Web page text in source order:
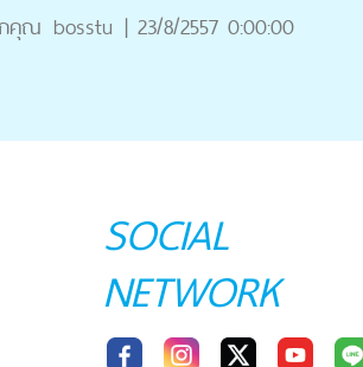
คุณ bosstu | 23/8/2557 0:00:00
SOCIAL
NETWORK